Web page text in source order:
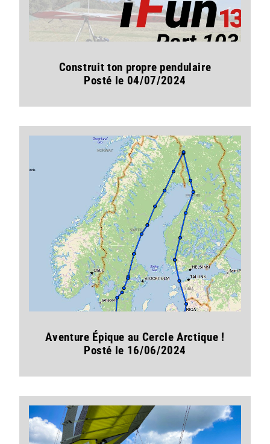
Construit ton propre pendulaire
Posté le 04/07/2024
Aventure Épique au Cercle Arctique !
Posté le 16/06/2024